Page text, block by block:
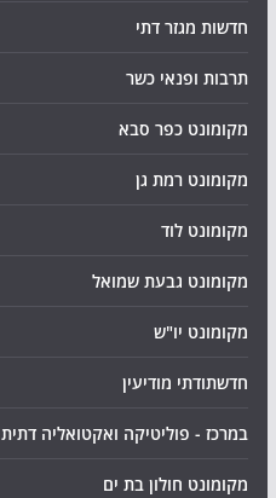
חדשות מגזר דתי
תרבות ופנאי כשר
מקומונט כפר סבא
מקומונט רמת גן
מקומונט לוד
מקומונט גבעת שמואל
מקומונט יו"ש
חדשתודתי מודיעין
במרכז - פוליטיקה ואקטואליה דתית
מקומונט חולון בת ים